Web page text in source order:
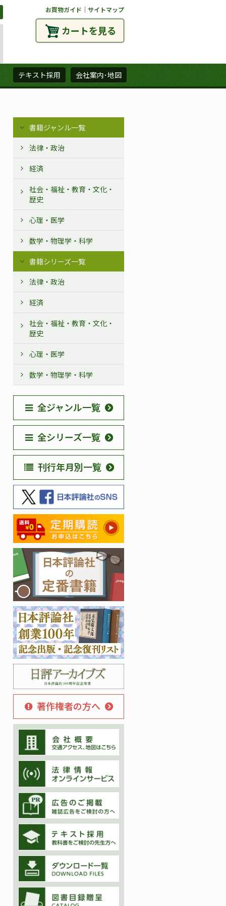
お買物ガイド ｜ サイトマップ
カートを見る
テキスト採用 会社案内･地図
書籍ジャンル一覧
法律・政治
経済
社会・福祉・教育・文化・
歴史
心理・医学
数学・物理学・科学
書籍シリーズ一覧
法律・政治
経済
社会・福祉・教育・文化・
歴史
心理・医学
数学・物理学・科学
全ジャンル一覧
全シリーズ一覧
刊行年月別一覧
著作権者の方へ